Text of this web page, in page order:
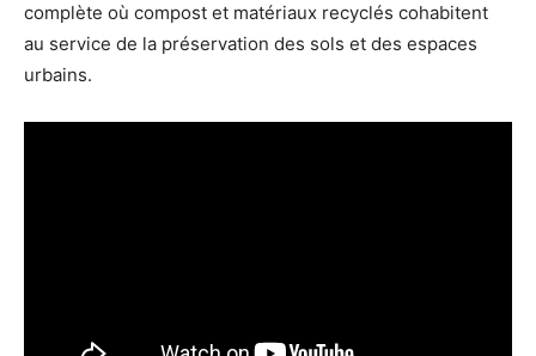
complète où compost et matériaux recyclés cohabitent
au service de la préservation des sols et des espaces
urbains.